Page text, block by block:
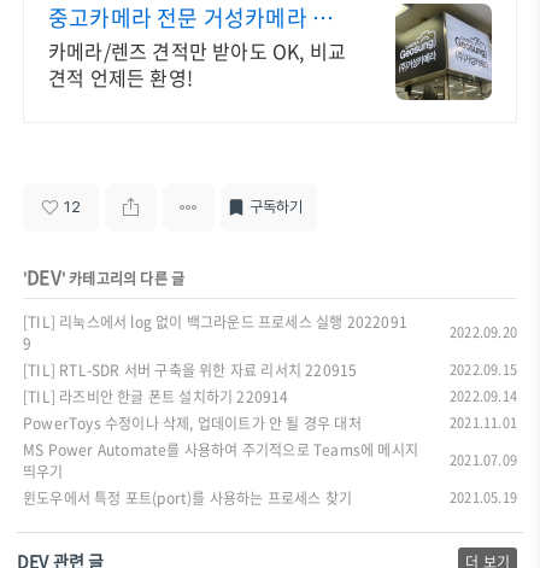
중고카메라 전문 거성카메라 재
구매율 높은 매장!
카메라/렌즈 견적만 받아도 OK, 비교
견적 언제든 환영!
12 구독하기
'DEV' 카테고리의 다른 글
[TIL] 리눅스에서 log 없이 백그라운드 프로세스 실행 2022091
9
2022.09.20
[TIL] RTL-SDR 서버 구축을 위한 자료 리서치 220915 2022.09.15
[TIL] 라즈비안 한글 폰트 설치하기 220914 2022.09.14
PowerToys 수정이나 삭제, 업데이트가 안 될 경우 대처 2021.11.01
MS Power Automate를 사용하여 주기적으로 Teams에 메시지
띄우기
2021.07.09
윈도우에서 특정 포트(port)를 사용하는 프로세스 찾기 2021.05.19
DEV 관련 글 더 보기